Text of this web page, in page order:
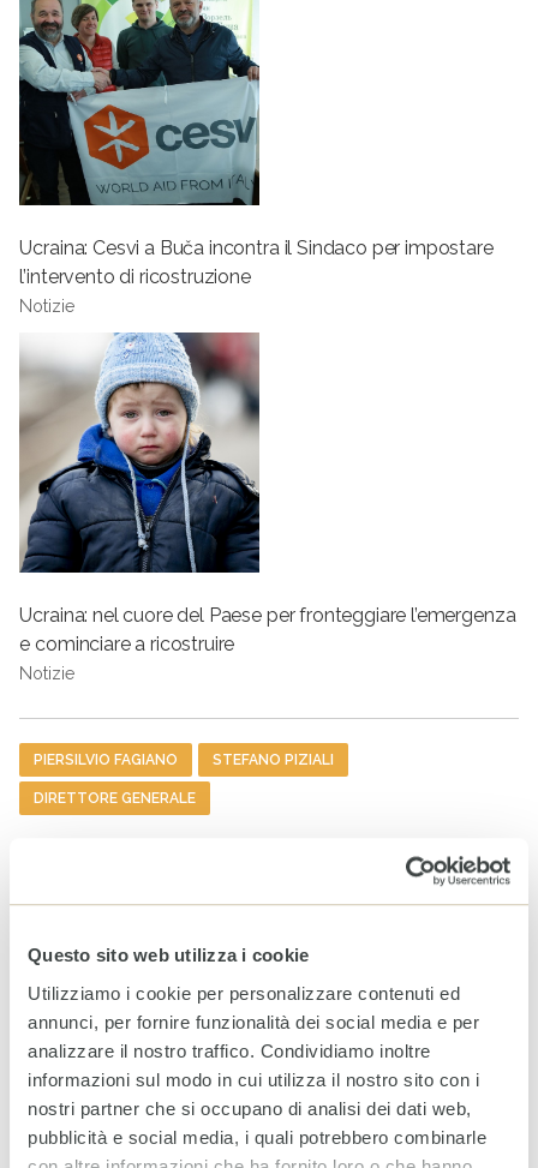
Questo sito web utilizza i cookie
Utilizziamo i cookie per personalizzare contenuti ed
annunci, per fornire funzionalità dei social media e per
analizzare il nostro traffico. Condividiamo inoltre
informazioni sul modo in cui utilizza il nostro sito con i
nostri partner che si occupano di analisi dei dati web,
pubblicità e social media, i quali potrebbero combinarle
Ucraina: Cesvi a Buča incontra il Sindaco per impostare
l’intervento di ricostruzione
Notizie
Ucraina: nel cuore del Paese per fronteggiare l’emergenza
e cominciare a ricostruire
Notizie
Tag
PIERSILVIO FAGIANO STEFANO PIZIALI
DIRETTORE GENERALE
comunità colpite per
perduta
7 AGOSTO 2026
WhatsApp CESVI: le notizie
dal campo direttamente sul
tuo telefono
5 AGOSTO 2026